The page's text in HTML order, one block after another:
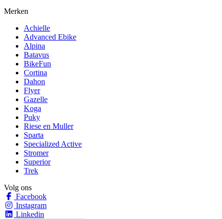
Merken
Achielle
Advanced Ebike
Alpina
Batavus
BikeFun
Cortina
Dahon
Flyer
Gazelle
Koga
Puky
Riese en Muller
Sparta
Specialized Active
Stromer
Superior
Trek
Volg ons
Facebook
Instagram
Linkedin